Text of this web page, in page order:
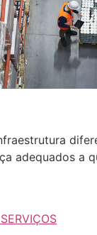
adequados a